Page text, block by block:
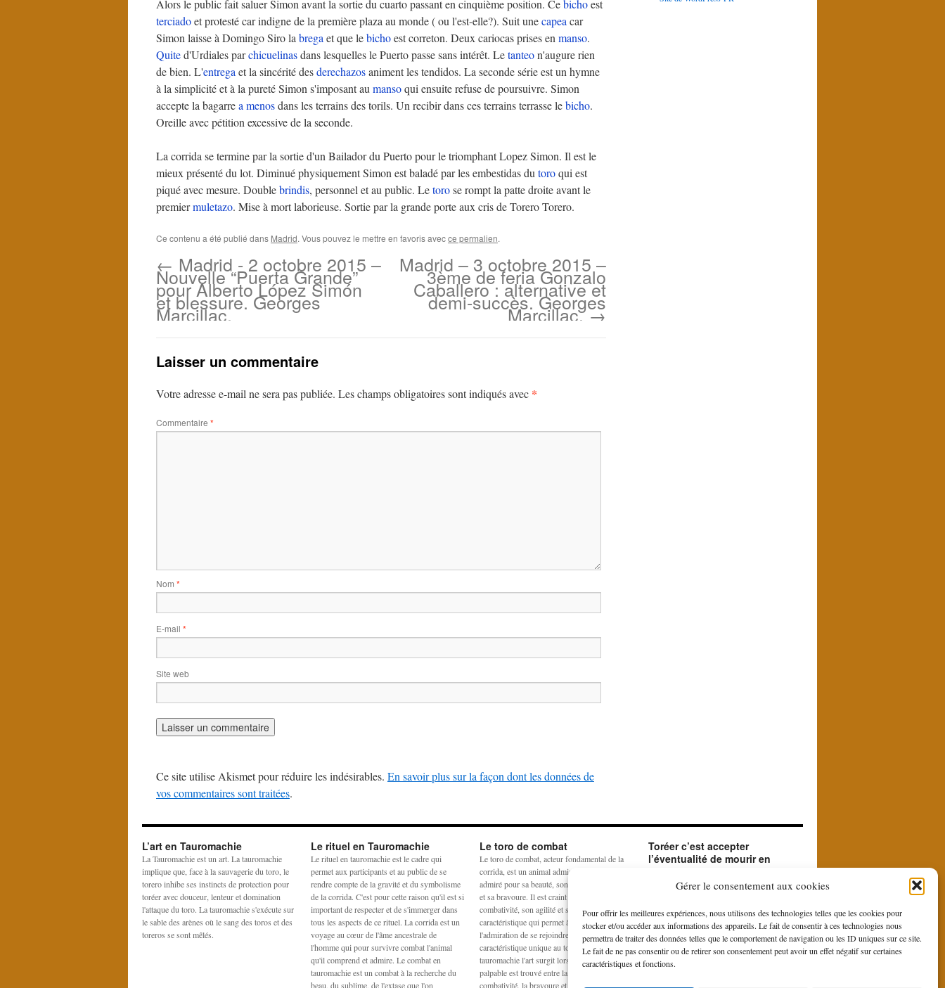
Gérer le consentement aux cookies
Pour offrir les meilleures expériences, nous utilisons des technologies telles que les cookies pour
stocker et/ou accéder aux informations des appareils. Le fait de consentir à ces technologies nous
permettra de traiter des données telles que le comportement de navigation ou les ID uniques sur ce site.
Le fait de ne pas consentir ou de retirer son consentement peut avoir un effet négatif sur certaines
caractéristiques et fonctions.
Alors le public fait saluer Simon avant la sortie du cuarto passant en cinquième position. Cebichoest
terciadoet protesté car indigne de la première plaza au monde ( ou l'est-elle?). Suit unecapea car
Simon laisse à Domingo Siro la brega et que lebichoest correton. Deux cariocas prises en manso.
Quited'Urdiales parchicuelinasdans lesquelles le Puerto passe sans intérêt. Letanteon'augure rien
de bien. L'entrega et la sincérité desderechazosaniment les tendidos. La seconde série est un hymne
à la simplicité et à la pureté Simon s'imposant au mansoqui ensuite refuse de poursuivre. Simon
accepte la bagarrea menosdans les terrains des torils. Un recibir dans ces terrains terrasse lebicho.
Oreille avec pétition excessive de la seconde.
La corrida se termine par la sortie d'un Bailador du Puerto pour le triomphant Lopez Simon. Il est le
mieux présenté du lot. Diminué physiquement Simon est baladé par les embestidas du toroqui est
piqué avec mesure. Doublebrindis, personnel et au public. Letorose rompt la patte droite avant le
premiermuletazo. Mise à mort laborieuse. Sortie par la grande porte aux cris de Torero Torero.
Ce contenu a été publié dans Madrid. Vous pouvez le mettre en favoris avecce permalien.
← Madrid - 2 octobre 2015 –
Nouvelle “Puerta Grande”
pour Alberto López Simón
et blessure. Georges
Marcillac.
Madrid – 3 octobre 2015 –
3ème de feria Gonzalo
Caballero : alternative et
demi-succès. Georges
Marcillac.→
Laisser un commentaire
Votre adresse e-mail ne sera pas publiée. Les champs obligatoires sont indiqués avec *
Commentaire *
Nom *
E-mail *
Site web
Ce site utilise Akismet pour réduire les indésirables. En savoir plus sur la façon dont les données de
vos commentaires sont traitées.
L’art en Tauromachie
La Tauromachie est un art. La tauromachie
implique que, face à la sauvagerie du toro, le
torero inhibe ses instincts de protection pour
toréer avec douceur, lenteur et domination
l'attaque du toro. La tauromachie s'exécute sur
le sable des arènes où le sang des toros et des
toreros se sont mêlés.
Le rituel en Tauromachie
Le rituel en tauromachie est le cadre qui
permet aux participants et au public de se
rendre compte de la gravité et du symbolisme
de la corrida. C'est pour cette raison qu'il est si
important de respecter et de s'immerger dans
tous les aspects de ce rituel. La corrida est un
voyage au cœur de l'âme ancestrale de
l'homme qui pour survivre combat l'animal
qu'il comprend et admire. Le combat en
tauromachie est un combat à la recherche du
beau, du sublime, de l'extase que l'on
Le toro de combat
Le toro de combat, acteur fondamental de la
corrida, est un animal admiré et craint. Il est
admiré pour sa beauté, son harmonie physique
et sa bravoure. Il est craint pour sa
combativité, son agilité et sa force. La
caractéristique qui permet à la crainte et à
l'admiration de se rejoindre est la noblesse,
caractéristique unique au toro de combat. En
tauromachie l'art surgit lorsqu'un équilibre
palpable est trouvé entre la peur, la force, la
combativité, la bravoure et la noblesse à la fois
Toréer c’est accepter
l’éventualité de mourir en
Le matador accepte en toréant l'éventualité de
beau et du sublime que le contraste entre la
force et la bravoure du toro et la douce
gestuelle du toreo, fait naître du rituel de la
corrida.